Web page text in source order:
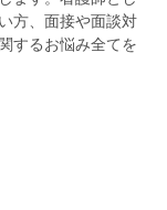
方、面接や面談対
するお悩み全てを